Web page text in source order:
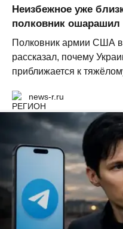
Неизбежное уже
полковник ошарашил
Полковник армии США в
рассказал, почему
приближается к
news-r.ru